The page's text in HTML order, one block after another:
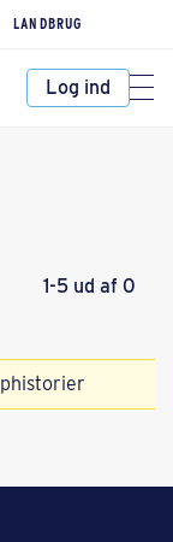
LANDBRUG
Log ind
1-5 ud af 0